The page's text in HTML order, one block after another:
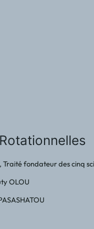
Traité fondateur des cinq
OLOU